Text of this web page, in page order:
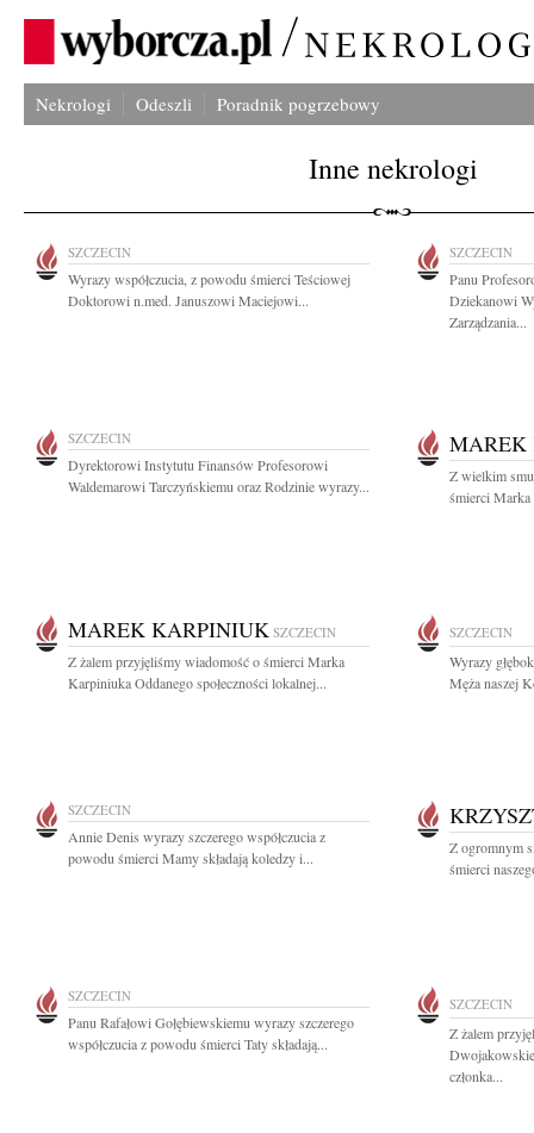
Nekrologi Odeszli Poradnik pogrzebowy
Inne nekrologi
SZCZECIN
Wyrazy współczucia, z powodu śmierci Teściowej
Doktorowi n.med. Januszowi Maciejowi...
SZCZECIN
Panu
Dziekanowi
Zarządzania...
SZCZECIN
Dyrektorowi Instytutu Finansów Profesorowi
Waldemarowi Tarczyńskiemu oraz Rodzinie wyrazy...
MAREK
Z wielkim
śmierci
MAREK KARPINIUK SZCZECIN
Z żalem przyjęliśmy wiadomość o śmierci Marka
Karpiniuka Oddanego społeczności lokalnej...
SZCZECIN
Wyrazy
Męża naszej
SZCZECIN
Annie Denis wyrazy szczerego współczucia z
powodu śmierci Mamy składają koledzy i...
Z ogromnym
śmierci
SZCZECIN
Panu Rafałowi Gołębiewskiemu wyrazy szczerego
współczucia z powodu śmierci Taty składają...
SZCZECIN
Z żalem
członka...